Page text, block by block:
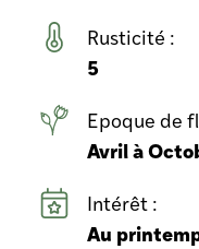
Rusticité :
5
Epoque de
Avril à
Intérêt :
Au